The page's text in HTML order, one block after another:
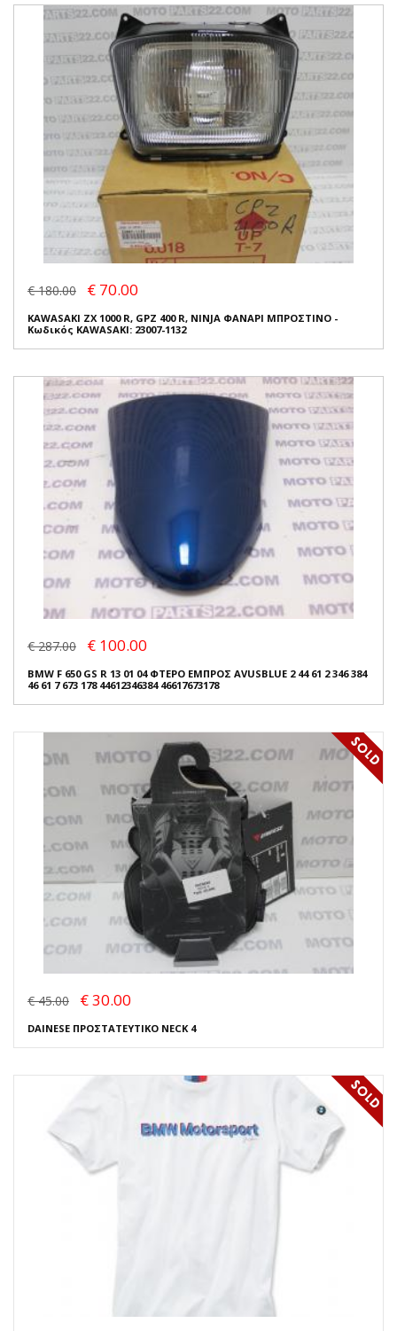
€ 180.00 € 70.00
KAWASAKI ZX 1000 R, GPZ 400 R, NINJA ΦΑΝΑΡΙ ΜΠΡΟΣΤΙΝΟ -
Κωδικός KAWASAKI: 23007-1132
€ 287.00 € 100.00
BMW F 650 GS R 13 01 04 ΦΤΕΡΟ ΕΜΠΡΟΣ AVUSBLUE 2 44 61 2 346 384
46 61 7 673 178 44612346384 46617673178
€ 45.00 € 30.00
DAINESE ΠΡΟΣΤΑΤΕΥΤΙΚΟ NECK 4